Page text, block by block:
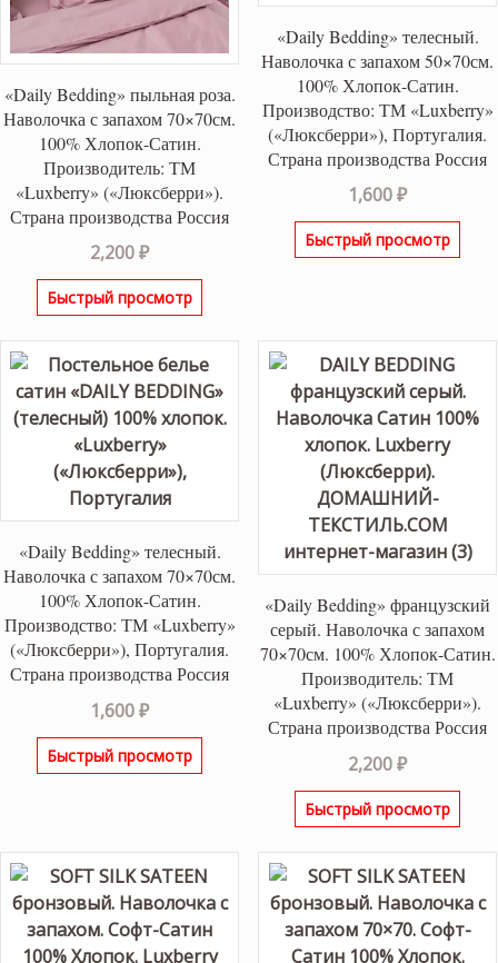
«Daily Bedding» пыльная роза.
Наволочка с запахом 70×70см.
100% Хлопок-Сатин.
Производитель: ТМ
«Luxberry» («Люксберри»).
Страна производства Россия
2,200₽
Быстрый просмотр
«Daily Bedding» телесный.
Наволочка с запахом 50×70см.
100% Хлопок-Сатин.
Производство: ТМ «Luxberry»
(«Люксберри»), Португалия.
Страна производства Россия
1,600₽
Быстрый просмотр
«Daily Bedding» телесный.
Наволочка с запахом 70×70см.
100% Хлопок-Сатин.
Производство: ТМ «Luxberry»
(«Люксберри»), Португалия.
Страна производства Россия
1,600₽
Быстрый просмотр
«Daily Bedding» французский
серый. Наволочка с запахом
70×70см. 100% Хлопок-Сатин.
Производитель: ТМ
«Luxberry» («Люксберри»).
Страна производства Россия
2,200₽
Быстрый просмотр